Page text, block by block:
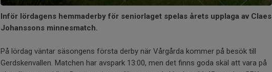
Inför lördagens hemmaderby för seniorlaget spelas årets upplaga av Claes
Johanssons minnesmatch.
På lördag väntar säsongens första derby när Vårgårda kommer på besök till
Gerdskenvallen. Matchen har avspark 13:00, men det finns goda skäl att vara på